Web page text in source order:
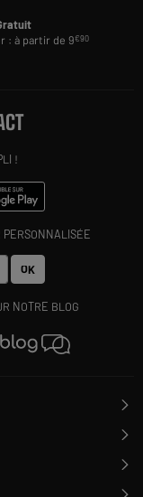
: à partir de 9€90
!
OK
NOTRE BLOG